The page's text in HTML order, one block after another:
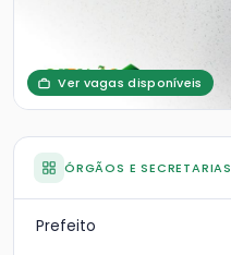
Ver vagas disponíveis
ÓRGÃOS E SECRETARIAS
Prefeito